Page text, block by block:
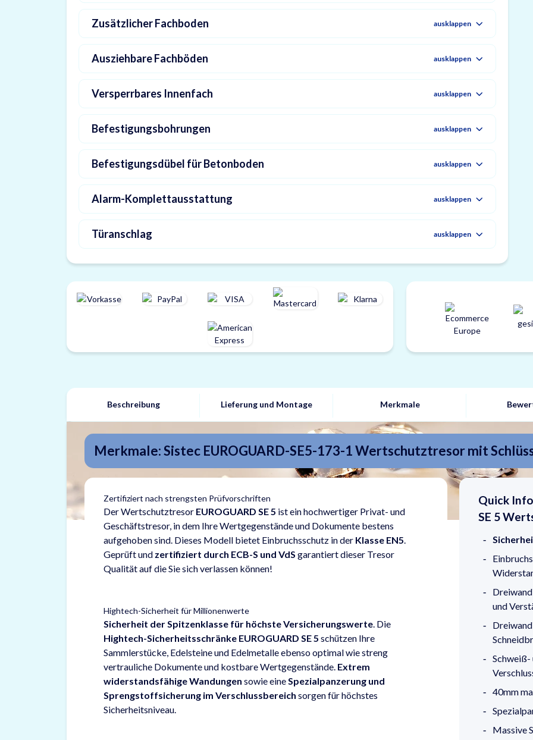
Zusätzlicher Fachboden ausklappen
Ausziehbare Fachböden ausklappen
Versperrbares Innenfach ausklappen
Befestigungsbohrungen ausklappen
Befestigungsdübel für Betonboden ausklappen
Alarm-Komplettausstattung ausklappen
Türanschlag ausklappen
Beschreibung Lieferung und Montage Merkmale
Merkmale: Sistec EUROGUARD-SE5-173-1 Wertschutztresor mit
Zertifiziert nach strengsten Prüfvorschriften
Der Wertschutztresor EUROGUARD SE 5 ist ein hochwertiger Privat- und
Geschäftstresor, in dem Ihre Wertgegenstände und Dokumente bestens
aufgehoben sind. Dieses Modell bietet Einbruchsschutz in der Klasse EN5.
Geprüft und zertifiziert durch ECB-S und VdS garantiert dieser Tresor
Qualität auf die Sie sich verlassen können!
Hightech-Sicherheit für Millionenwerte
Sicherheit der Spitzenklasse für höchste Versicherungswerte. Die
Hightech-Sicherheitsschränke EUROGUARD SE 5 schützen Ihre
Sammlerstücke, Edelsteine und Edelmetalle ebenso optimal wie streng
vertrauliche Dokumente und kostbare Wertgegenstände. Extrem
widerstandsfähige Wandungen sowie eineSpezialpanzerung und
Sprengstoffsicherung im Verschlussbereich sorgen für höchstes
Sicherheitsniveau.
Quick
SE 5
und
Schweiß-
40mm
Massive